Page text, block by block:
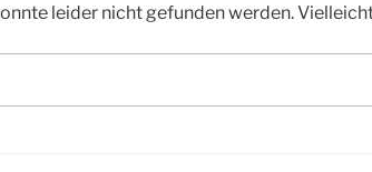
leider nicht gefunden werden.